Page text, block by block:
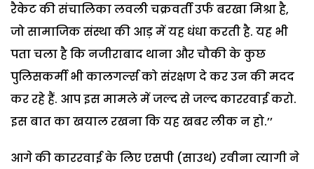
रैकेट की संचालिका लवली चक्रवर्ती उर्फ बरखा मिश्रा है,
जो सामाजिक संस्था की आड़ में यह धंधा करती है. यह भी
पता चला है कि नजीराबाद थाना और चौकी के कुछ
पुलिसकर्मी भी कालगर्ल्स को संरक्षण दे कर उन की मदद
कर रहे हैं. आप इस मामले में जल्द से जल्द काररवाई करो.
इस बात का खयाल रखना कि यह खबर लीक न हो.’’
आगे की काररवाई के लिए एसपी (साउथ) रवीना त्यागी ने